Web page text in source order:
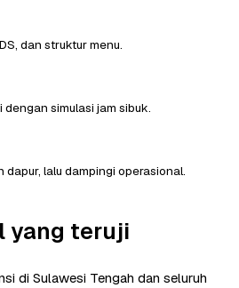
dan struktur menu.
simulasi jam sibuk.
lalu dampingi operasional.
yang teruji
di Sulawesi Tengah dan seluruh